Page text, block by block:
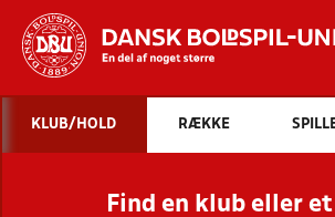
Hvad
INDHOLD
STILLINGER, RESULTATER,
KLUB/HOLD RÆKKE
Find en klub eller